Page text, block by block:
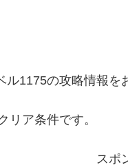
1175の攻略情報を
リア条件です。
スポ